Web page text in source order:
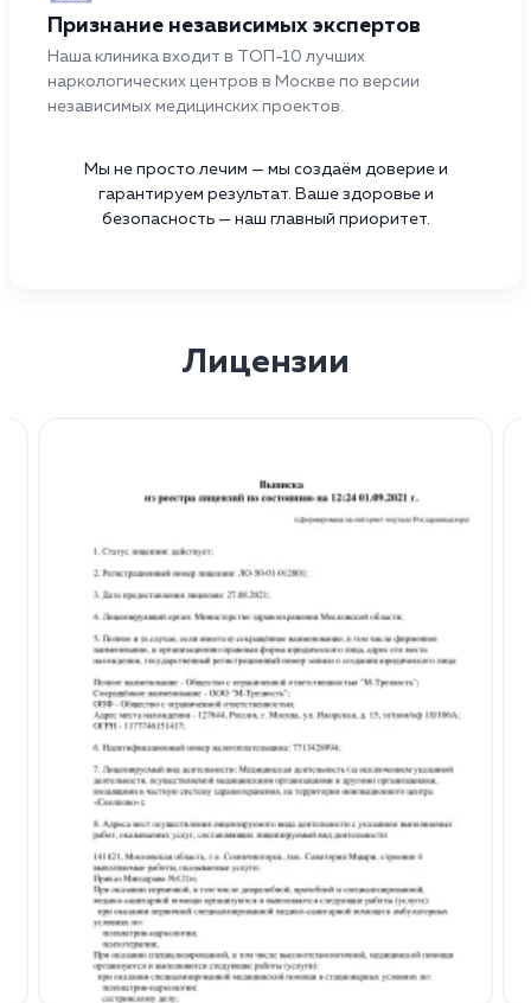
Признание независимых экспертов
Наша клиника входит в ТОП-10 лучших
наркологических центров в Москве по версии
независимых медицинских проектов.
Мы не просто лечим — мы создаём доверие и
гарантируем результат. Ваше здоровье и
безопасность — наш главный приоритет.
Лицензии